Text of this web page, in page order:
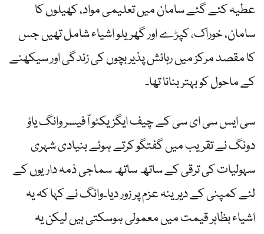
عطیہ کئے گئے سامان میں تعلیمی مواد، کھیلوں کا
سامان، خوراک، کپڑے اور گھریلو اشیاء شامل تھیں جس
کا مقصد مرکز میں رہائش پذیر بچوں کی زندگی اور سیکھنے
کے ماحول کو بہتر بنانا تھا۔
سی ایس سی ای سی کے چیف ایگزیکٹو آفیسر وانگ یاؤ
دونگ نے تقریب میں گفتگو کرتے ہوئے بنیادی شہری
سہولیات کی ترقی کے ساتھ ساتھ سماجی ذمہ داریوں کے
لئے کمپنی کے دیرینہ عزم پر زور دیا۔وانگ نے کہا کہ یہ
اشیاء بظاہر قیمت میں معمولی ہوسکتی ہیں لیکن یہ